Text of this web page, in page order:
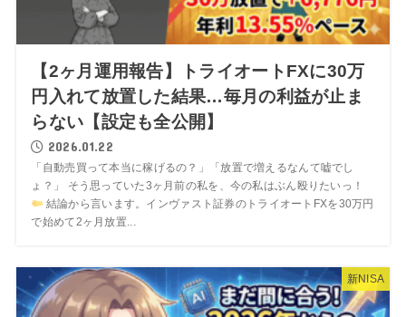
【2ヶ月運用報告】トライオートFXに30万
円入れて放置した結果…毎月の利益が止ま
らない【設定も全公開】
2026.01.22
「自動売買って本当に稼げるの？」「放置で増えるなんて嘘でし
ょ？」 そう思っていた3ヶ月前の私を、今の私はぶん殴りたいっ！
結論から言います。インヴァスト証券のトライオートFXを30万円
で始めて2ヶ月放置...
新NISA